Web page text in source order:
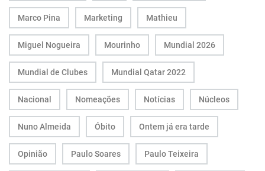
Marco Pina Marketing Mathieu
Miguel Nogueira Mourinho Mundial 2026
Mundial de Clubes Mundial Qatar 2022
Nacional Nomeações Notícias Núcleos
Nuno Almeida Óbito Ontem já era tarde
Opinião Paulo Soares Paulo Teixeira